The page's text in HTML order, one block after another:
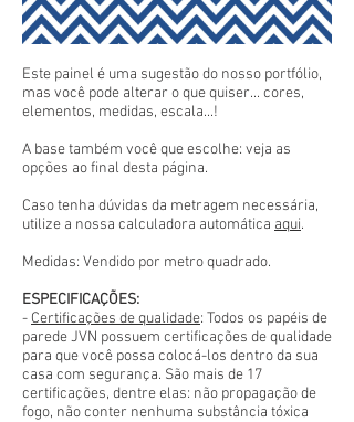
Este painel é uma sugestão do nosso portfólio,
mas você pode alterar o que quiser... cores,
elementos, medidas, escala...!
A base também você que escolhe: veja as
opções ao final desta página.
Caso tenha dúvidas da metragem necessária,
utilize a nossa calculadora automática aqui.
Medidas: Vendido por metro quadrado.
ESPECIFICAÇÕES:
- Certificações de qualidade: Todos os papéis de
parede JVN possuem certificações de qualidade
para que você possa colocá-los dentro da sua
casa com segurança. São mais de 17
certificações, dentre elas: não propagação de
fogo, não conter nenhuma substância tóxica